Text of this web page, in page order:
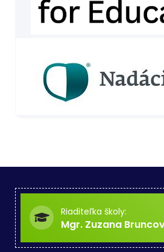
Riaditeľka školy:
Mgr. Zuzana